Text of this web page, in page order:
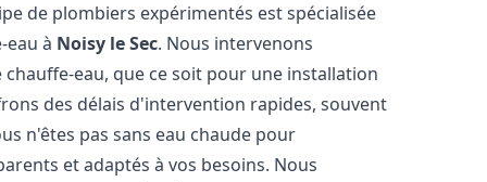
de plombiers expérimentés est spécialisée
eau à Noisy le Sec. Nous intervenons
eau, que ce soit pour une installation
des délais d'intervention rapides, souvent
n'êtes pas sans eau chaude pour
et adaptés à vos besoins. Nous